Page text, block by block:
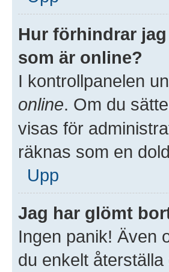
Hur förhindrar
som är online?
I kontrollpanelen
online. Om du
visas för
räknas som en
Upp
Jag har glömt
Ingen panik! Även
du enkelt